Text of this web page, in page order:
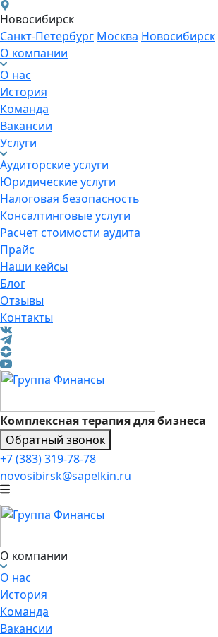
Новосибирск
Санкт-Петербург Москва Новосибирск
О компании
О нас
История
Команда
Вакансии
Услуги
Аудиторские услуги
Юридические услуги
Налоговая безопасность
Консалтинговые услуги
Расчет стоимости аудита
Прайс
Наши кейсы
Блог
Отзывы
Контакты
Комплексная терапия для бизнеса
Обратный звонок
+7 (383) 319-78-78
novosibirsk@sapelkin.ru
О компании
О нас
История
Команда
Вакансии